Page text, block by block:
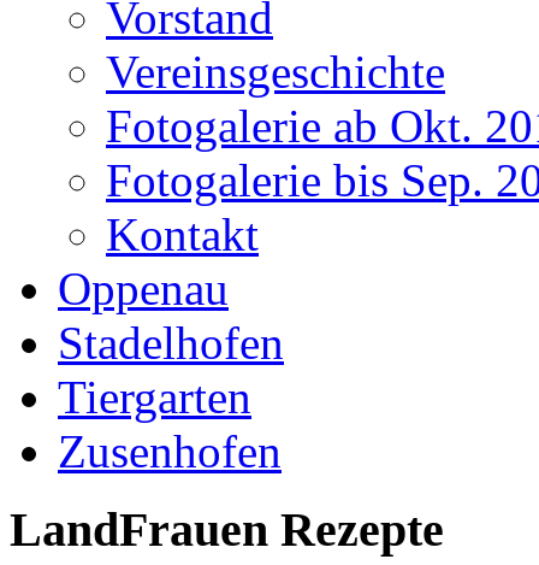
Vorstand
Vereinsgeschichte
Fotogalerie ab Okt.
Fotogalerie bis Sep.
Kontakt
Oppenau
Stadelhofen
Tiergarten
Zusenhofen
LandFrauen Rezepte